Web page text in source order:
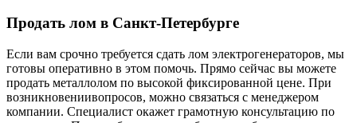
Продать лом в Санкт-Петербурге
Если вам срочно требуется сдать лом электрогенераторов, мы
готовы оперативно в этом помочь. Прямо сейчас вы можете
продать металлолом по высокой фиксированной цене. При
возникновениивопросов, можно связаться с менеджером
компании. Специалист окажет грамотную консультацию по